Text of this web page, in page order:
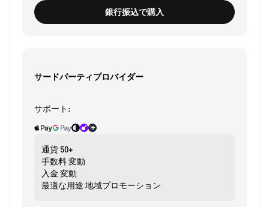
銀行振込で購入
サードパーティプロバイダー
サポート:
通貨 50+
手数料変動
入金 変動
最適な用途 地域プロモーション